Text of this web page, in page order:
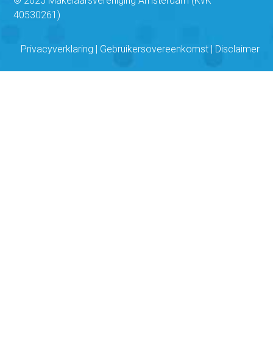
40530261)
Privacyverklaring Gebruikersovereenkomst Disclaimer